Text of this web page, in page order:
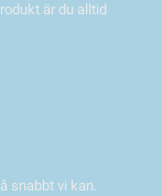
är du alltid
snabbt vi kan.